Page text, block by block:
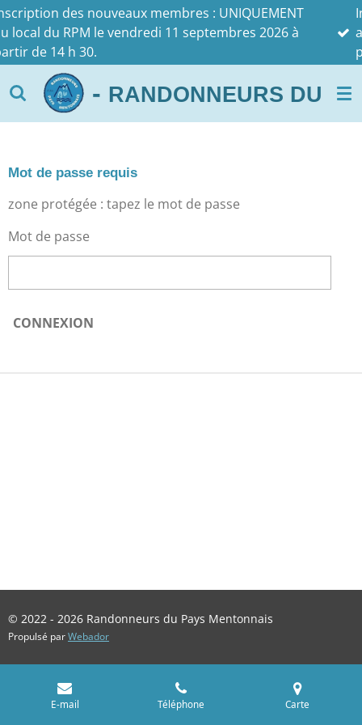
Passer
au
contenu
principal
- RANDONNEURS DU
membres : UNIQUEMENT
vendredi 11 septembres 2026 à
Inscription des
au local du RPM
partir de 14 h 30.
Mot de passe requis
zone protégée : tapez le mot de passe
Mot de passe
CONNEXION
© 2022 - 2026 Randonneurs du Pays Mentonnais
Propulsé par Webador
E-mail Téléphone Carte